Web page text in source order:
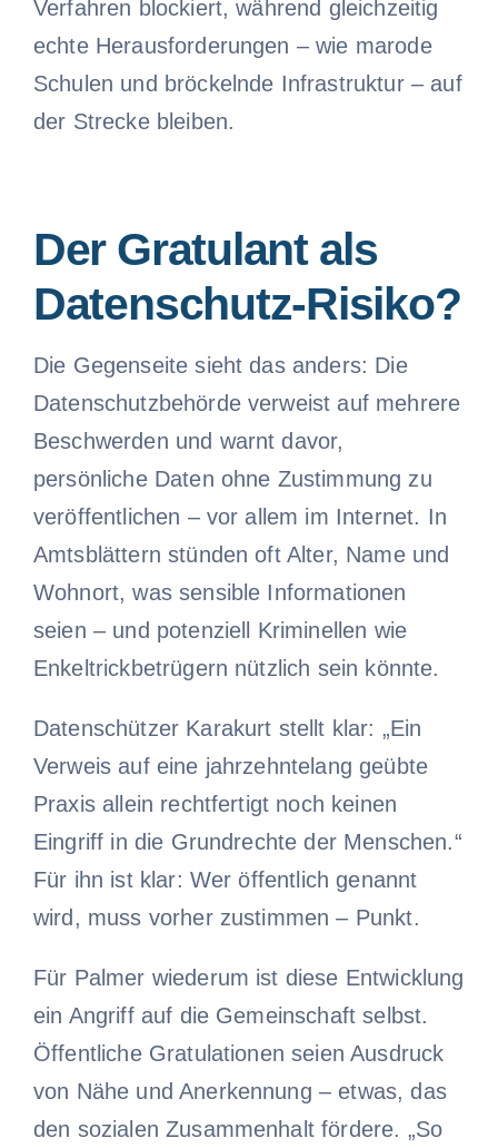
Verfahren blockiert, während gleichzeitig
echte Herausforderungen – wie marode
Schulen und bröckelnde Infrastruktur – auf
der Strecke bleiben.
Der Gratulant als
Datenschutz-Risiko?
Die Gegenseite sieht das anders: Die
Datenschutzbehörde verweist auf mehrere
Beschwerden und warnt davor,
persönliche Daten ohne Zustimmung zu
veröffentlichen – vor allem im Internet. In
Amtsblättern stünden oft Alter, Name und
Wohnort, was sensible Informationen
seien – und potenziell Kriminellen wie
Enkeltrickbetrügern nützlich sein könnte.
Datenschützer Karakurt stellt klar: „Ein
Verweis auf eine jahrzehntelang geübte
Praxis allein rechtfertigt noch keinen
Eingriff in die Grundrechte der Menschen.“
Für ihn ist klar: Wer öffentlich genannt
wird, muss vorher zustimmen – Punkt.
Für Palmer wiederum ist diese Entwicklung
ein Angriff auf die Gemeinschaft selbst.
Öffentliche Gratulationen seien Ausdruck
von Nähe und Anerkennung – etwas, das
den sozialen Zusammenhalt fördere. „So